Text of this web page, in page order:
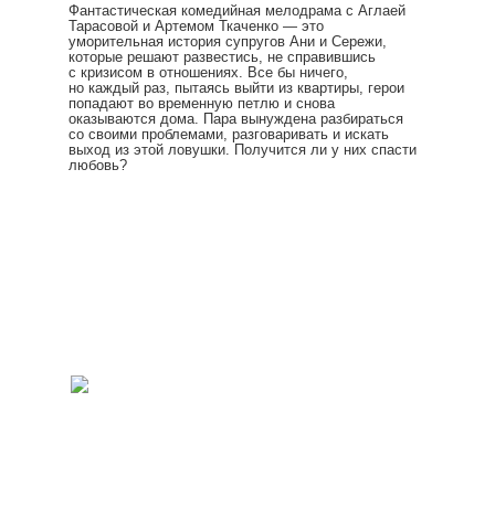
Фантастическая комедийная мелодрама с Аглаей
Тарасовой и Артемом Ткаченко — это
уморительная история супругов Ани и Сережи,
которые решают развестись, не справившись
с кризисом в отношениях. Все бы ничего,
но каждый раз, пытаясь выйти из квартиры, герои
попадают во временную петлю и снова
оказываются дома. Пара вынуждена разбираться
со своими проблемами, разговаривать и искать
выход из этой ловушки. Получится ли у них спасти
любовь?